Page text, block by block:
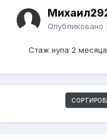
Опубликовано
Стаж нупа 2 месяца